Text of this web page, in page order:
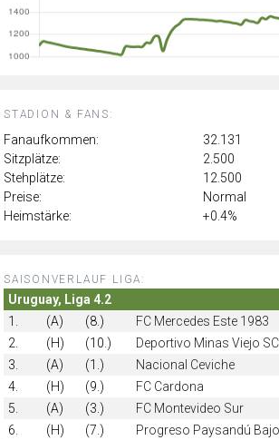
STADION & FANS:
Fanaufkommen:
32.131
Sitzplätze:
2.500
Stehplätze:
12.500
Preise:
Normal
Heimstärke:
+0.4%
SAISONVERLAUF LIGA:
Uruguay, Liga 4.2
1.
(A) (8.) FC Mercedes Este 1983
2.
(H) (10.) Deportivo Minas Viejo SC
3.
(A) (1.) Nacional Ceviche
4.
(H) (9.) FC Cardona
5.
(A) (3.) FC Montevideo Sur
6.
(H) (7.) Progreso Paysandú Bajo